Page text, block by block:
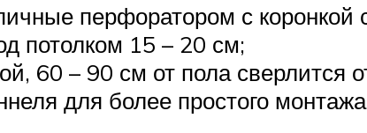
перфоратором с коронкой
потолком 15 – 20 см;
60 – 90 см от пола сверлится
для более простого